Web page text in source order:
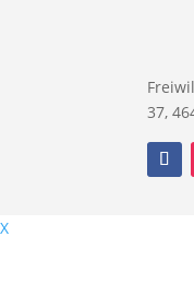
37,
X